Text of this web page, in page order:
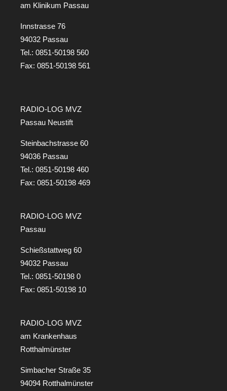
am Klinikum Passau
Innstrasse 76
94032 Passau
Tel.: 0851-50198 560
Fax: 0851-50198 561
RADIO-LOG MVZ
Passau Neustift
Steinbachstrasse 60
94036 Passau
Tel.: 0851-50198 460
Fax: 0851-50198 469
RADIO-LOG MVZ
Passau
Schießstattweg 60
94032 Passau
Tel.: 0851-50198 0
Fax: 0851-50198 10
RADIO-LOG MVZ
am Krankenhaus
Rotthalmünster
Simbacher Straße 35
94094 Rotthalmünster